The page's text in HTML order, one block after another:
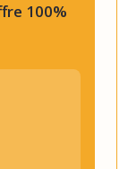
100%